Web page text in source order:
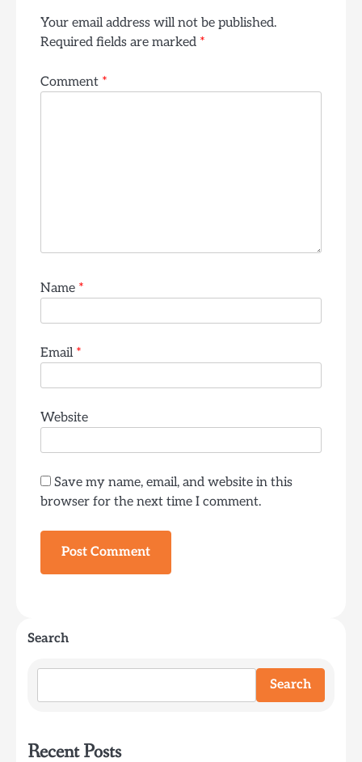
Your email address will not be published.
Required fields are marked *
Comment *
Name *
Email *
Website
Save my name, email, and website in this
browser for the next time I comment.
Search
Search
Recent Posts